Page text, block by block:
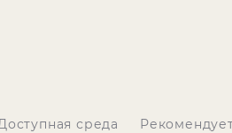
среда